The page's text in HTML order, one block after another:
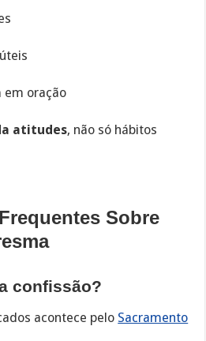
em oração
atitudes, não só hábitos
Sobre
confissão?
acontece pelo Sacramento